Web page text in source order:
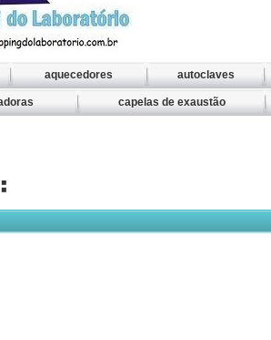
aquecedores autoclaves
capelas de exaustão